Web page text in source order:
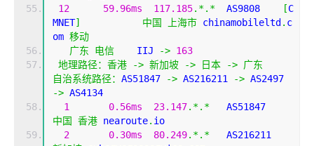
12
59.96ms 117.185.*.*
  AS9808
[C
MNET] 中国 上海市 chinamobileltd . c
om 移动
广东
电信
    IIJ
-> 163
地理路径：香港
-> 新加坡 -> 日本 -> 广东
自治系统路径： AS51847 -> AS216211 ->
-> AS4134
1
0.56ms 23.147.*.*
中国
香港 nearoute. io
2
0.30ms 80.249.*.*